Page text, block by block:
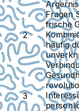
Fragen
frische
häufig